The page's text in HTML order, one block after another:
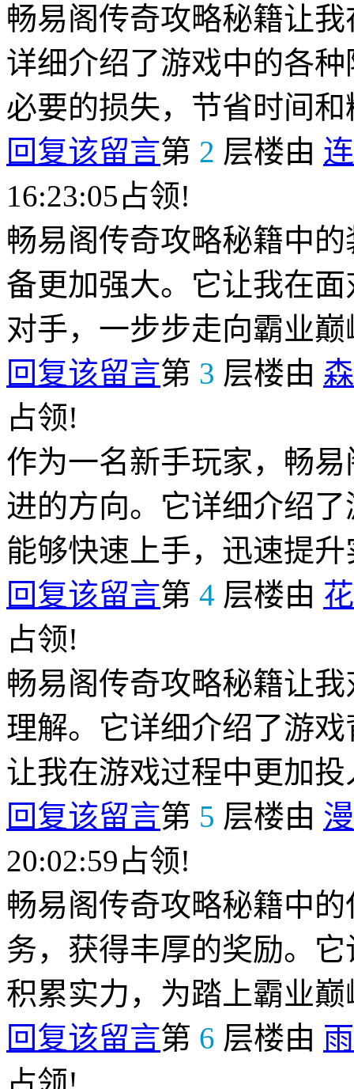
畅易阁传奇攻略秘籍让
详细介绍了游戏中的各
必要的损失，节省时间
回复该留言第 2 层楼由
16:23:05占领!
畅易阁传奇攻略秘籍中
备更加强大。它让我在
对手，一步步走向霸业巅
回复该留言第 3 层楼由
占领!
作为一名新手玩家，畅
进的方向。它详细介绍
能够快速上手，迅速提
回复该留言第 4 层楼由
占领!
畅易阁传奇攻略秘籍让
理解。它详细介绍了游
让我在游戏过程中更加
回复该留言第 5 层楼由
20:02:59占领!
畅易阁传奇攻略秘籍中
务，获得丰厚的奖励。
积累实力，为踏上霸业
回复该留言第 6 层楼由
占领!